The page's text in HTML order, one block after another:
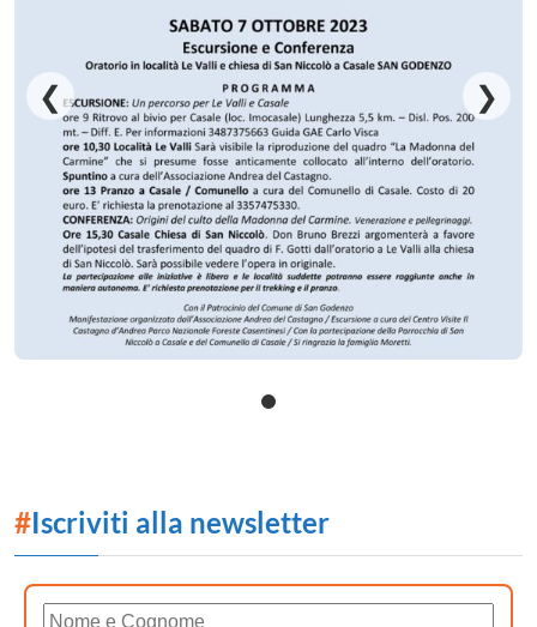
❮ ❯
#Iscriviti alla newsletter